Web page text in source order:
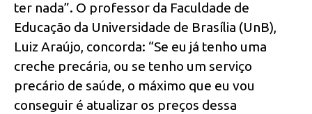
ter nada”. O professor da Faculdade de
Educação da Universidade de Brasília (UnB),
Luiz Araújo, concorda: “Se eu já tenho uma
creche precária, ou se tenho um serviço
precário de saúde, o máximo que eu vou
conseguir é atualizar os preços dessa